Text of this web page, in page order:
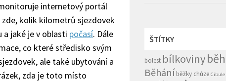
internetový portál
zde, kolik kilometrů sjezdovek
a jaké je v oblasti počasí. Dále
co které středisko svým
ale také ubytování a
zda je toto místo
ŠTÍTKY
bolest bílkovinyběh
Běhání běžky chůze Cibule